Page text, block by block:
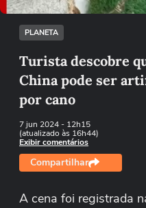
PLANETA
Turista descobre
China pode ser
por cano
7 jun 2024- 12h15
(atualizado às 16h44)
Exibir comentários
Compartilhar
A cena foi registrada